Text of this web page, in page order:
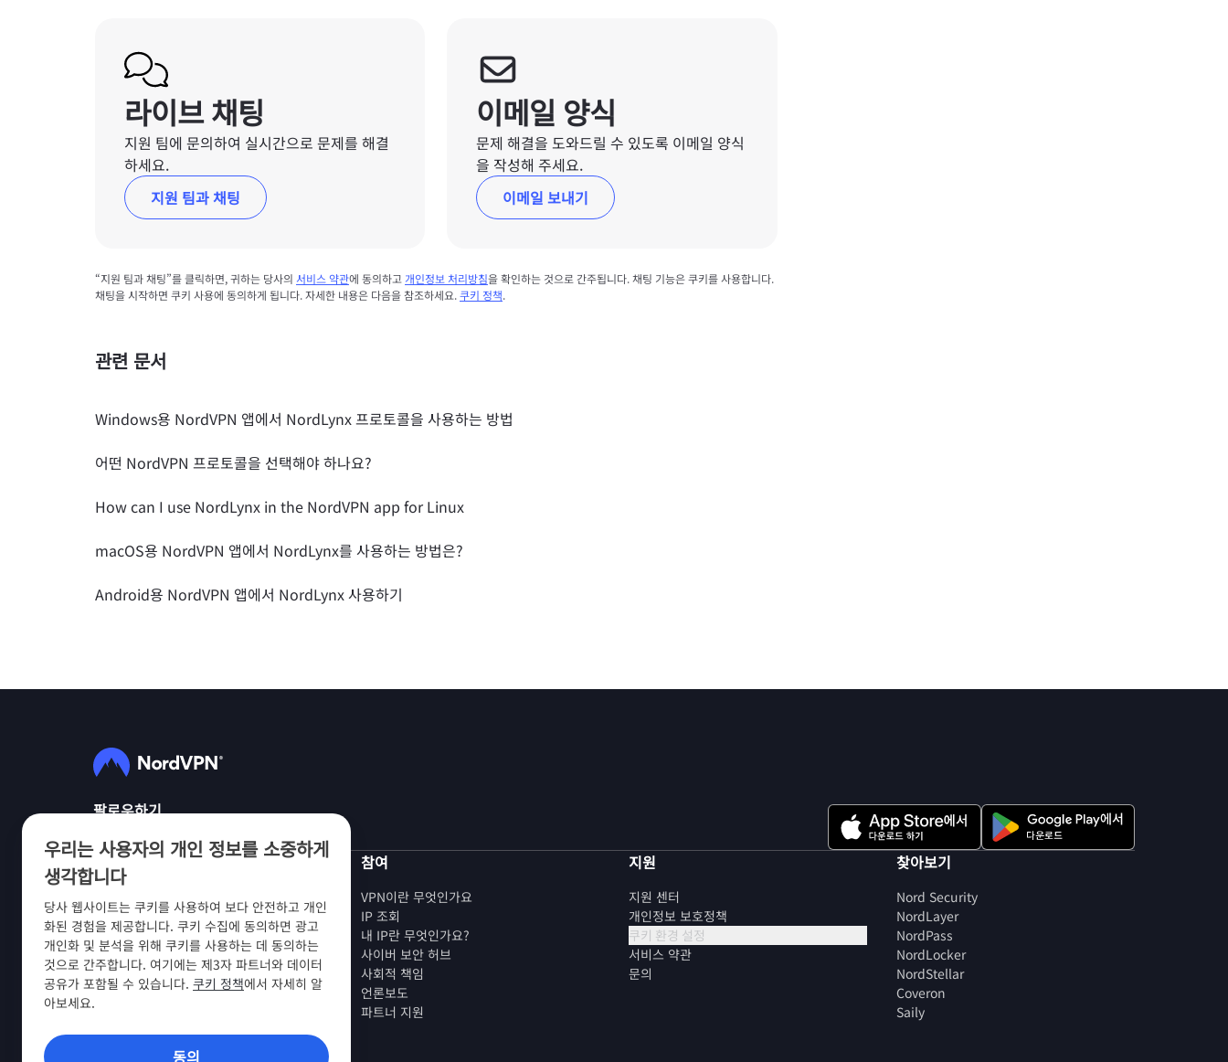
우리는 사용자의 개인 정보를 소중하게
생각합니다
당사 웹사이트는 쿠키를 사용하여 보다 안전하고 개인
화된 경험을 제공합니다. 쿠키 수집에 동의하면 광고
개인화 및 분석을 위해 쿠키를 사용하는 데 동의하는
것으로 간주합니다. 여기에는 제3자 파트너와 데이터
공유가 포함될 수 있습니다. 쿠키 정책에서 자세히 알
아보세요.
동의
라이브 채팅
지원 팀에 문의하여 실시간으로 문제를 해결
하세요.
지원 팀과 채팅
이메일 양식
문제 해결을 도와드릴 수 있도록 이메일 양식
을 작성해 주세요.
이메일 보내기
“지원 팀과 채팅”를 클릭하면, 귀하는 당사의 서비스 약관에 동의하고 개인정보 처리방침을 확인하는 것으로 간주됩니다. 채팅 기능은 쿠키를 사용합니다.
채팅을 시작하면 쿠키 사용에 동의하게 됩니다. 자세한 내용은 다음을 참조하세요.쿠키 정책.
관련 문서
Windows용 NordVPN 앱에서 NordLynx 프로토콜을 사용하는 방법
어떤 NordVPN 프로토콜을 선택해야 하나요?
How can I use NordLynx in the NordVPN app for Linux
macOS용 NordVPN 앱에서 NordLynx를 사용하는 방법은?
Android용 NordVPN 앱에서 NordLynx 사용하기
팔로우하기
NordVPN
회사 소개
채용 정보
VPN 무료 체험판
VPN 라우터
후기
학생 및 직원 할인
구매처
친구 추천하기
참여
VPN이란 무엇인가요
IP 조회
내 IP란 무엇인가요?
사이버 보안 허브
사회적 책임
언론보도
파트너 지원
지원
지원 센터
개인정보 보호정책
쿠키 환경 설정
서비스 약관
문의
찾아보기
Nord Security
NordLayer
NordPass
NordLocker
NordStellar
Coveron
Saily